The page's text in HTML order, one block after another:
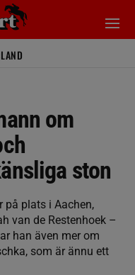
om
ston
på plats i Aachen,
van de Restenhoek –
han även mer om
som är ännu ett